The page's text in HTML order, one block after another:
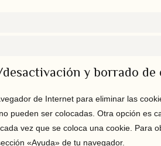
y borrado de
de Internet para eliminar las
pueden ser colocadas. Otra opción es
vez que se coloca una cookie. Para
«Ayuda» de tu navegador.